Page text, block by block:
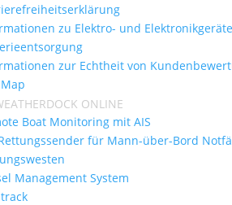
zu Elektro- und
zur Echtheit von
ONLINE
Boat Monitoring mit AIS
für Mann-über-Bord
Management System